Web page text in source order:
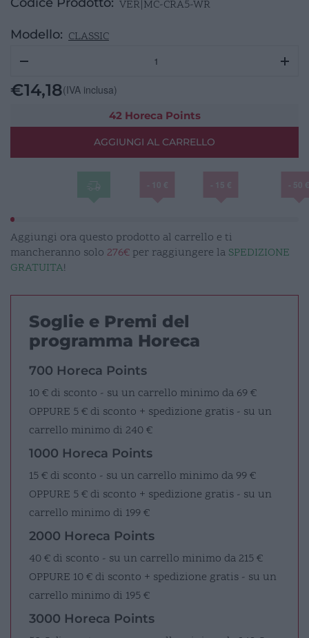
VER|MC-CRA5-WR
Modello: CLASSIC
Menu
semilpelle
rosso
€14,18(IVA inclusa)
42 Horeca Points
AGGIUNGI AL CARRELLO
Aggiungi ora questo prodotto al carrello e ti
mancheranno solo 276€ per raggiungere la SPEDIZIONE
GRATUITA!
Soglie e Premi del
programma Horeca
700 Horeca Points
10 € di sconto - su un carrello minimo da 69 €
OPPURE 5 € di sconto + spedizione gratis - su un
carrello minimo di 240 €
1000 Horeca Points
15 € di sconto - su un carrello minimo da 99 €
OPPURE 5 € di sconto + spedizione gratis - su un
carrello minimo di 199 €
2000 Horeca Points
40 € di sconto - su un carrello minimo da 215 €
OPPURE 10 € di sconto + spedizione gratis - su un
carrello minimo di 195 €
3000 Horeca Points